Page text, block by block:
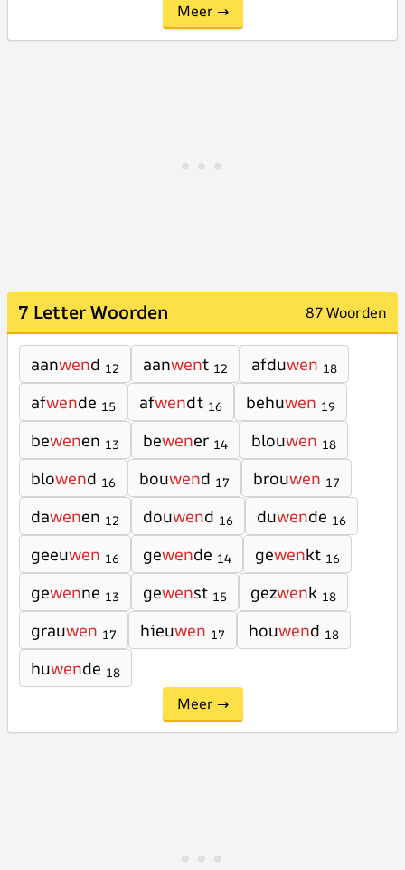
Meer →
7 Letter Woorden 87 Woorden
aanwend 12 aanwent 12 afduwen 18
afwende 15 afwendt 16 behuwen 19
bewenen 13 bewener 14 blouwen 18
blowend 16 bouwend 17 brouwen 17
dawenen 12 douwend 16 duwende 16
geeuwen 16 gewende 14 gewenkt 16
gewenne 13 gewenst 15 gezwenk 18
grauwen 17 hieuwen 17 houwend 18
huwende 18
Meer →